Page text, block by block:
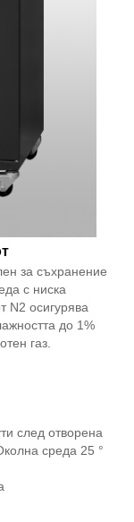
за съхранение
с ниска
N2 осигурява
до 1%
газ.
след отворена
среда 25 °